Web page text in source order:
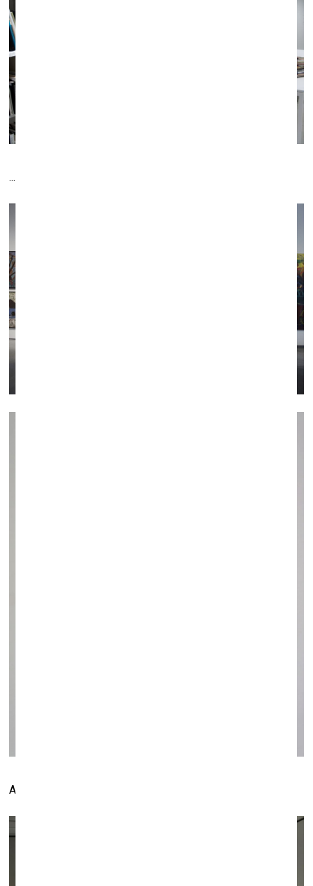
...и библиотека
Агимантас Кунчюс. Паланга. Конец